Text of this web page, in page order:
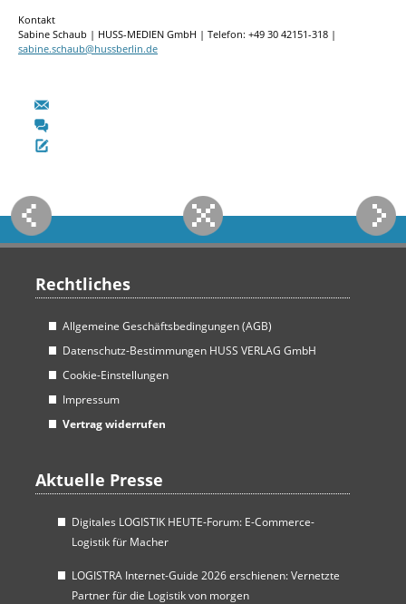
Kontakt
Sabine Schaub | HUSS-MEDIEN GmbH | Telefon: +49 30 42151-318 |
sabine.schaub@hussberlin.de
Rechtliches
Allgemeine Geschäftsbedingungen (AGB)
Datenschutz-Bestimmungen HUSS VERLAG GmbH
Cookie-Einstellungen
Impressum
Vertrag widerrufen
Aktuelle Presse
Digitales LOGISTIK HEUTE-Forum: E-Commerce-
Logistik für Macher
LOGISTRA Internet-Guide 2026 erschienen: Vernetzte
Partner für die Logistik von morgen